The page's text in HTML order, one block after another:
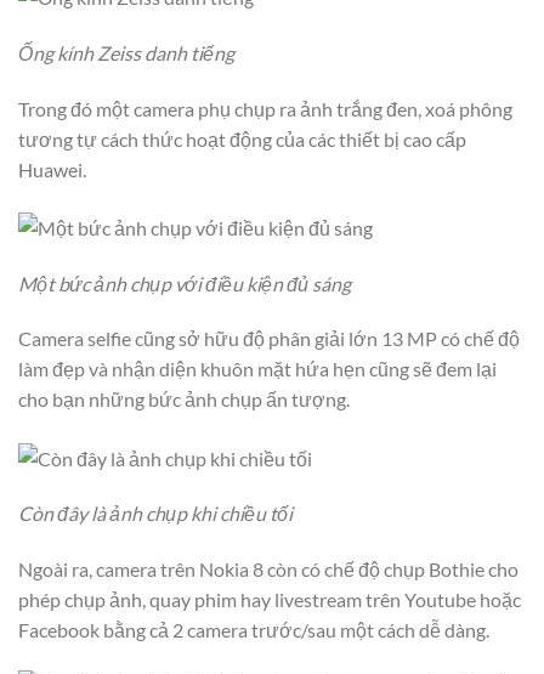
Ống kính Zeiss danh tiếng
Trong đó một camera phụ chụp ra ảnh trắng đen, xoá phông
tương tự cách thức hoạt động của các thiết bị cao cấp
Huawei.
Một bức ảnh chụp với điều kiện đủ sáng
Camera selfie cũng sở hữu độ phân giải lớn 13 MP có chế độ
làm đẹp và nhận diện khuôn mặt hứa hẹn cũng sẽ đem lại
cho bạn những bức ảnh chụp ấn tượng.
Còn đây là ảnh chụp khi chiều tối
Ngoài ra, camera trên Nokia 8 còn có chế độ chụp Bothie cho
phép chụp ảnh, quay phim hay livestream trên Youtube hoặc
Facebook bằng cả 2 camera trước/sau một cách dễ dàng.